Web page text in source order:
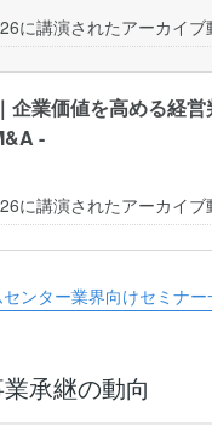
に講演されたアーカイブ
企業価値を高める経営
-
に講演されたアーカイブ
ンター業界向けセミナー
承継の動向